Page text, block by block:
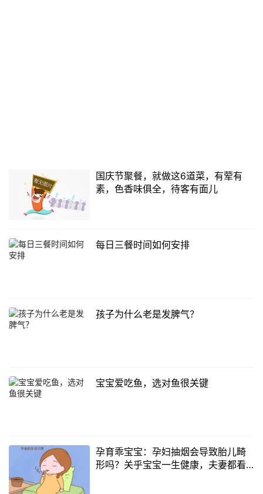
国庆节聚餐，就做这6道菜，有荤有
素，色香味俱全，待客有面儿
每日三餐时间如何安排
孩子为什么老是发脾气？
宝宝爱吃鱼，选对鱼很关键
孕育乖宝宝：孕妇抽烟会导致胎儿畸
形吗？关乎宝宝一生健康，夫妻都看